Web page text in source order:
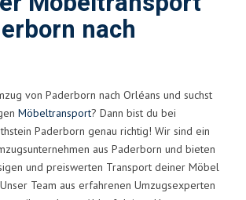
nach
von Paderborn nach Orléans und suchst
Möbeltransport? Dann bist du bei
Paderborn genau richtig! Wir sind ein
aus Paderborn und bieten
und preiswerten Transport deiner Möbel
Team aus erfahrenen Umzugsexperten